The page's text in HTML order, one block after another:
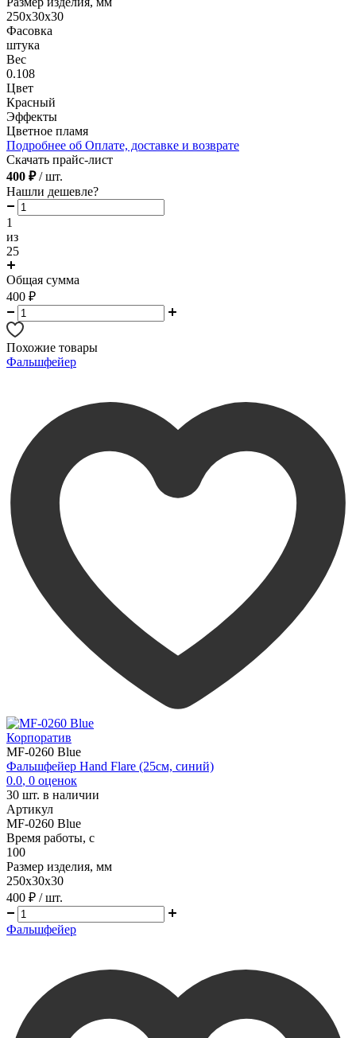
250х30х30
Фасовка
штука
Вес
0.108
Цвет
Красный
Эффекты
Цветное пламя
Подробнее об Оплате, доставке и возврате
Скачать прайс-лист
400 ₽ / шт.
Нашли дешевле?
1
из
25
Общая сумма
400 ₽
Похожие товары
Фальшфейер
Корпоратив
MF-0260 Blue
Фальшфейер Hand Flare (25см, синий)
0.0, 0 оценок
30 шт. в наличии
Артикул
MF-0260 Blue
Время работы, с
100
Размер изделия, мм
250х30х30
400 ₽ / шт.
Фальшфейер